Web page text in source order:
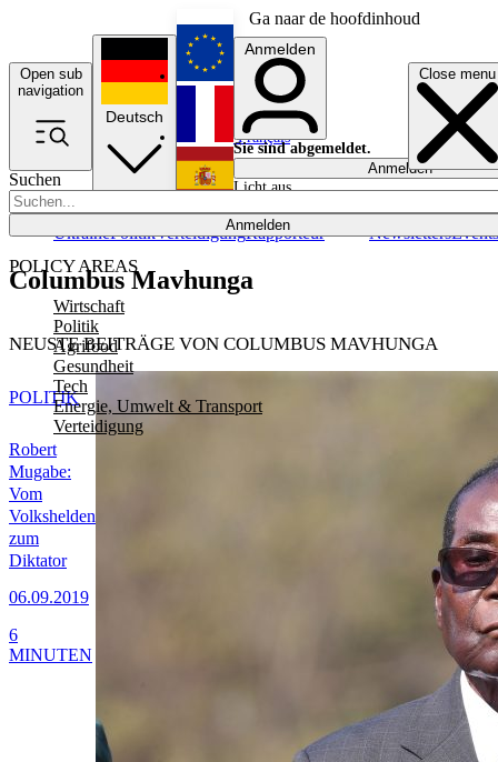
Ga naar de hoofdinhoud
Open sub
navigation
Close menu
Suchen
Anmelden
POLICY AREAS
Wirtschaft
Politik
Agrifood
Gesundheit
Tech
Energie, Umwelt & Transport
Verteidigung
UkrainePolitikVerteidigungRapporteur NewslettersEvents
Deutsch
English
Français
Anmelden
Sie sind abgemeldet.
Anmelden
Licht aus
Columbus Mavhunga
NEUSTE BEITRÄGE VON COLUMBUS MAVHUNGA
Robert
Mugabe:
Vom
Volkshelden
zum
Diktator
06.09.2019
POLITIK
6
MINUTEN